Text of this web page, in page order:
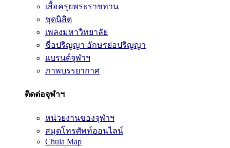
เสื้อครุยพระราชทาน
ชุดนิสิต
เพลงมหาวิทยาลัย
ชื่อปริญญา อักษรย่อปริญญา
แบรนด์จุฬาฯ
ภาพบรรยากาศ
ติดต่อจุฬาฯ
หน่วยงานของจุฬาฯ
สมุดโทรศัพท์ออนไลน์
Chula Map